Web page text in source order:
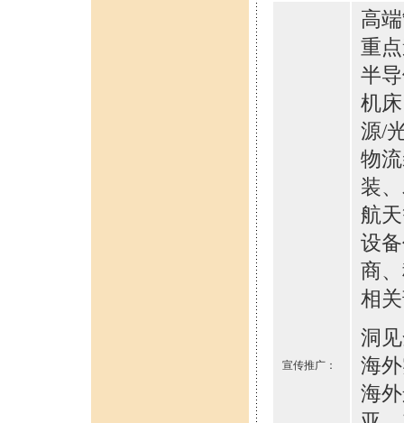
宣传推广：
高
重
半
机
源/
物
装
航
设
商
相
洞
海
海